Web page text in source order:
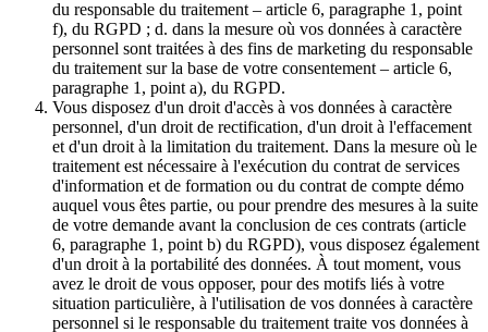
du responsable du traitement – article 6, paragraphe 1, point
f), du RGPD ; d. dans la mesure où vos données à caractère
personnel sont traitées à des fins de marketing du responsable
du traitement sur la base de votre consentement – article 6,
paragraphe 1, point a), du RGPD.
Vous disposez d'un droit d'accès à vos données à caractère
personnel, d'un droit de rectification, d'un droit à l'effacement
et d'un droit à la limitation du traitement. Dans la mesure où le
traitement est nécessaire à l'exécution du contrat de services
d'information et de formation ou du contrat de compte démo
auquel vous êtes partie, ou pour prendre des mesures à la suite
de votre demande avant la conclusion de ces contrats (article
6, paragraphe 1, point b) du RGPD), vous disposez également
d'un droit à la portabilité des données. À tout moment, vous
avez le droit de vous opposer, pour des motifs liés à votre
situation particulière, à l'utilisation de vos données à caractère
personnel si le responsable du traitement traite vos données à